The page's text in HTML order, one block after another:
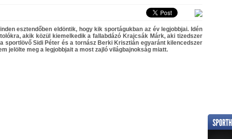
esztendőben eldöntik, hogy kik sportágukban az év legjobbjai. Idén
akik közül kiemelkedik a fallabdázó Krajcsák Márk, aki tizedszer
sportlövő Sidi Péter és a tornász Berki Krisztián egyaránt kilencedszer
jelölte meg a legjobbjait a most zajló világbajnokság miatt.